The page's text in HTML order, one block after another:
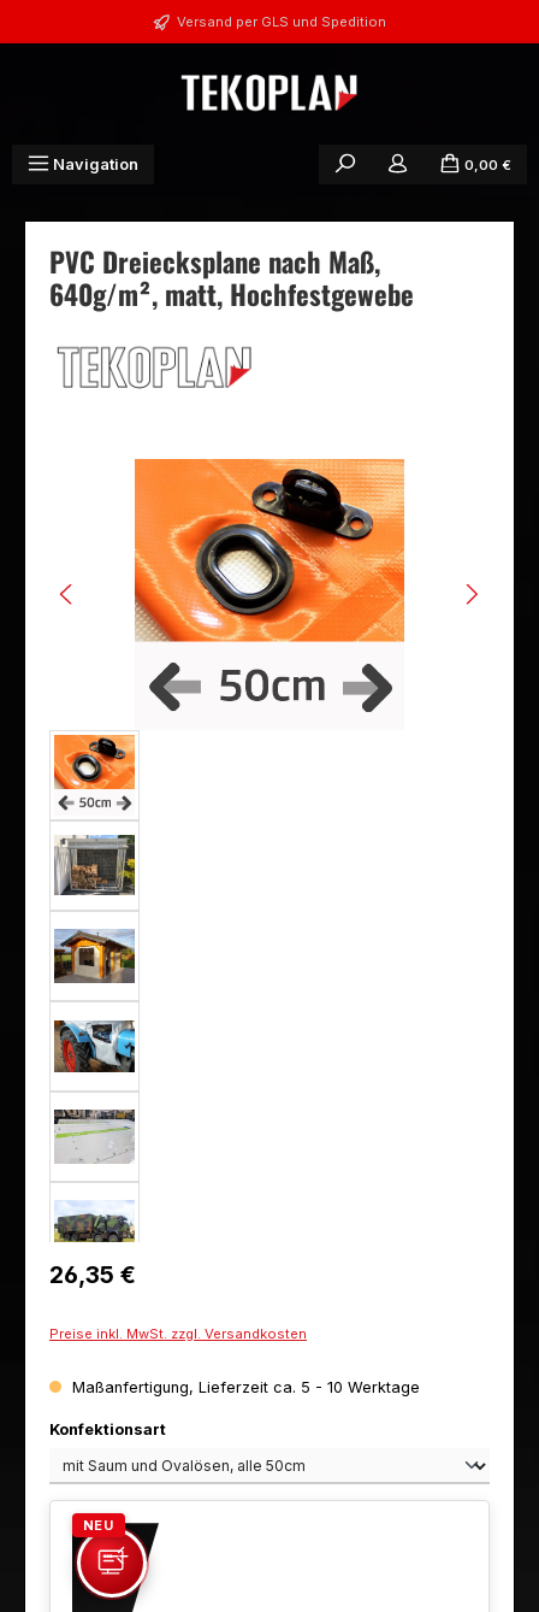
Zum Hauptinhalt springenVersand per GLS und Spedition
Navigation 0,00 €
PVC Dreiecksplane nach Maß,
640g/m², matt, Hochfestgewebe
Bildergalerie überspringen
Regulärer Preis:
26,35 €
Preise inkl. MwSt. zzgl. Versandkosten
Maßanfertigung, Lieferzeit ca. 5 - 10 Werktage
Konfektionsartauswählen
NEU